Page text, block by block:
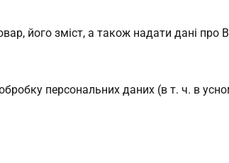
його зміст, а також надати дані про
персональних даних (в т. ч. в